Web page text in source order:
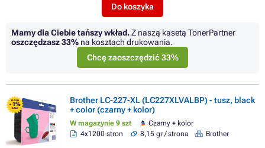
Do koszyka
Mamy dla Ciebie tańszy wkład.Z naszą kasetą TonerPartner
oszczędzasz33% na kosztach drukowania.
Chcę zaoszczędzić 33%
FLASH
- 1%
SALE
Brother LC-227-XL (LC227XLVALBP) - tusz, black
+ color (czarny + kolor)
W magazynie 9 szt
Czarny + kolor
4x1200 stron
8,15 gr / strona Brother